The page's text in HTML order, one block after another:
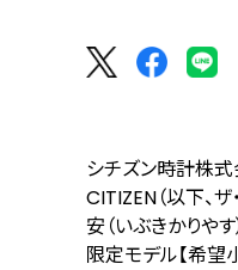
シチズン時計株式
CITIZEN（以下、ザ
安（いぶきかりや
限定モデル【希望